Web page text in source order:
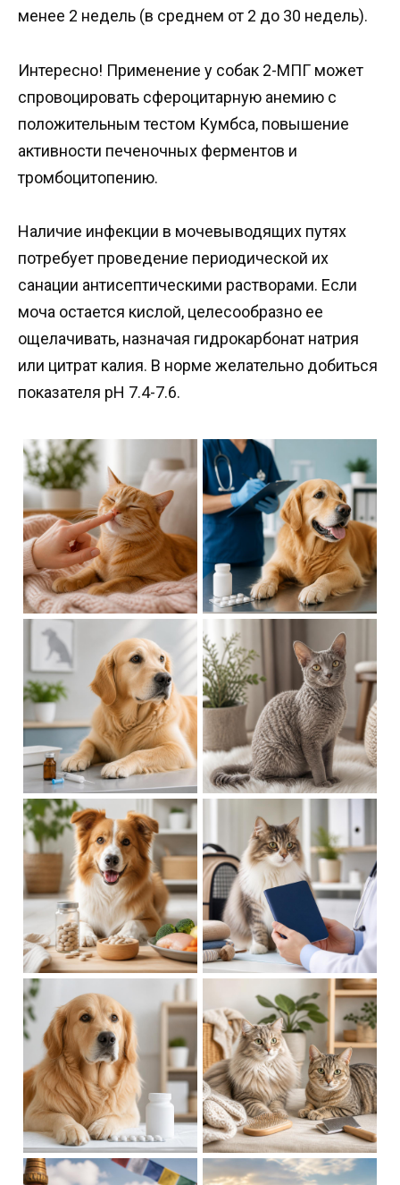
менее 2 недель (в среднем от 2 до 30 недель).
Интересно! Применение у собак 2-МПГ может
спровоцировать сфероцитарную анемию с
положительным тестом Кумбса, повышение
активности печеночных ферментов и
тромбоцитопению.
Наличие инфекции в мочевыводящих путях
потребует проведение периодической их
санации антисептическими растворами. Если
моча остается кислой, целесообразно ее
ощелачивать, назначая гидрокарбонат натрия
или цитрат калия. В норме желательно добиться
показателя рН 7.4-7.6.